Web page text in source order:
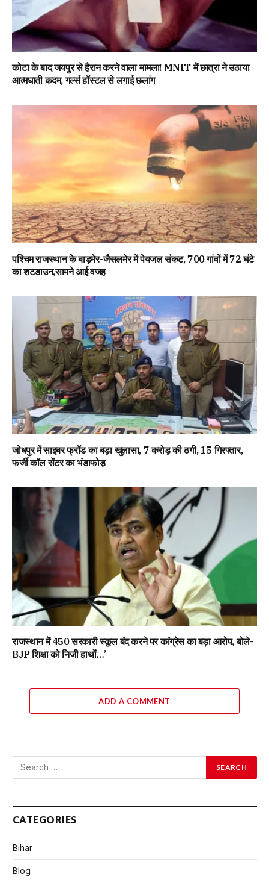
कोटा के बाद जयपुर से हैरान करने वाला मामला! MNIT में छात्रा ने उठाया
आत्मघाती कदम, गर्ल्स हॉस्टल से लगाई छलांग
पश्चिम राजस्थान के बाड़मेर-जैसलमेर में पेयजल संकट, 700 गांवों में 72 घंटे
का शटडाउन,सामने आई वजह
जोधपुर में साइबर फ्रॉड का बड़ा खुलासा, 7 करोड़ की ठगी, 15 गिरफ्तार,
फर्जी कॉल सेंटर का भंडाफोड़
राजस्थान में 450 सरकारी स्कूल बंद करने पर कांग्रेस का बड़ा आरोप, बोले-
BJP शिक्षा को निजी हाथों…’
ADD A COMMENT
CATEGORIES
Bihar
Blog